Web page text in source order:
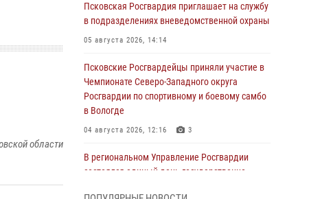
области
Псковская Росгвардия приглашает на службу
в подразделениях вневедомственной охраны
05 августа 2026, 14:14
Псковские Росгвардейцы приняли участие в
Чемпионате Северо-Западного округа
Росгвардии по спортивному и боевому самбо
в Вологде
04 августа 2026, 12:16 3
В региональном Управление Росгвардии
состоялся единый день государственно-